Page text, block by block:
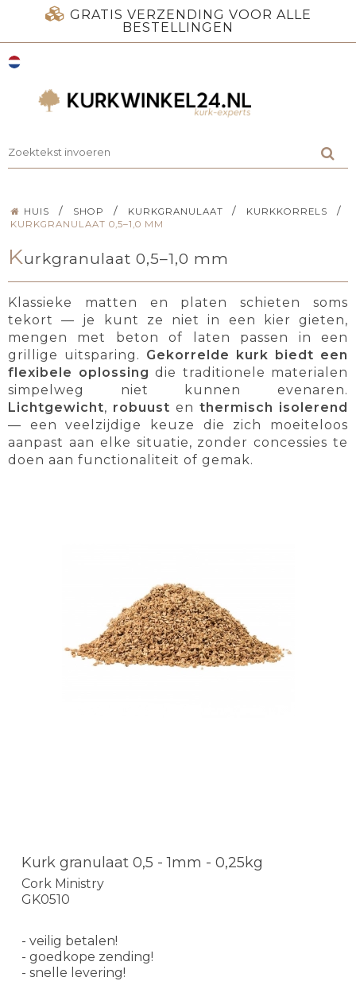
GRATIS VERZENDING VOOR ALLE
BESTELLINGEN
HUIS / SHOP / KURKGRANULAAT / KURKKORRELS /
KURKGRANULAAT 0,5–1,0 MM
Kurkgranulaat 0,5–1,0 mm
Klassieke matten en platen schieten soms
tekort — je kunt ze niet in een kier gieten,
mengen met beton of laten passen in een
grillige uitsparing. Gekorrelde kurk biedt een
flexibele oplossing die traditionele materialen
simpelweg niet kunnen evenaren.
Lichtgewicht, robuust en thermisch isolerend
— een veelzijdige keuze die zich moeiteloos
aanpast aan elke situatie, zonder concessies te
doen aan functionaliteit of gemak.
Kurk granulaat 0,5 - 1mm - 0,25kg
Cork Ministry
GK0510
- veilig betalen!
- goedkope zending!
- snelle levering!